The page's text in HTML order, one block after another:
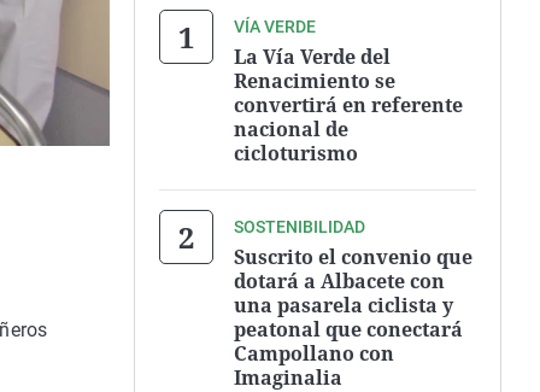
VÍA VERDE
La Vía Verde del
Renacimiento se
convertirá en referente
nacional de
cicloturismo
SOSTENIBILIDAD
Suscrito el convenio que
dotará a Albacete con
una pasarela ciclista y
peatonal que conectará
Campollano con
Imaginalia